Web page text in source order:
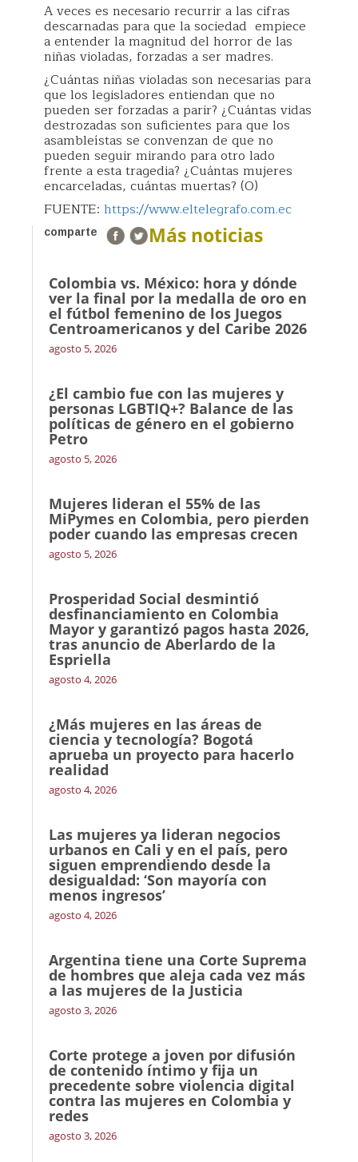
A veces es necesario recurrir a las cifras
descarnadas para que la sociedad empiece
a entender la magnitud del horror de las
niñas violadas, forzadas a ser madres.
¿Cuántas niñas violadas son necesarias para
que los legisladores entiendan que no
pueden ser forzadas a parir? ¿Cuántas vidas
destrozadas son suficientes para que los
asambleístas se convenzan de que no
pueden seguir mirando para otro lado
frente a esta tragedia? ¿Cuántas mujeres
encarceladas, cuántas muertas? (O)
FUENTE: https://www.eltelegrafo.com.ec
comparte Más noticias
Colombia vs. México: hora y dónde
ver la final por la medalla de oro en
el fútbol femenino de los Juegos
Centroamericanos y del Caribe 2026
agosto 5, 2026
¿El cambio fue con las mujeres y
personas LGBTIQ+? Balance de las
políticas de género en el gobierno
Petro
agosto 5, 2026
Mujeres lideran el 55% de las
MiPymes en Colombia, pero pierden
poder cuando las empresas crecen
agosto 5, 2026
Prosperidad Social desmintió
desfinanciamiento en Colombia
Mayor y garantizó pagos hasta 2026,
tras anuncio de Aberlardo de la
Espriella
agosto 4, 2026
¿Más mujeres en las áreas de
ciencia y tecnología? Bogotá
aprueba un proyecto para hacerlo
realidad
agosto 4, 2026
Las mujeres ya lideran negocios
urbanos en Cali y en el país, pero
siguen emprendiendo desde la
desigualdad: ‘Son mayoría con
menos ingresos’
agosto 4, 2026
Argentina tiene una Corte Suprema
de hombres que aleja cada vez más
a las mujeres de la Justicia
agosto 3, 2026
Corte protege a joven por difusión
de contenido íntimo y fija un
precedente sobre violencia digital
contra las mujeres en Colombia y
redes
agosto 3, 2026